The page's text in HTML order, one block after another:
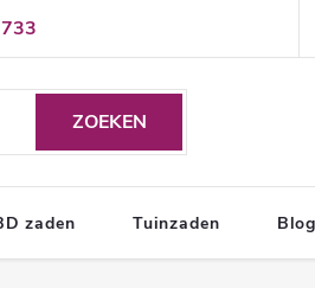
van persoonsgegevens
ZOEKEN
zaden Tuinzaden Blog